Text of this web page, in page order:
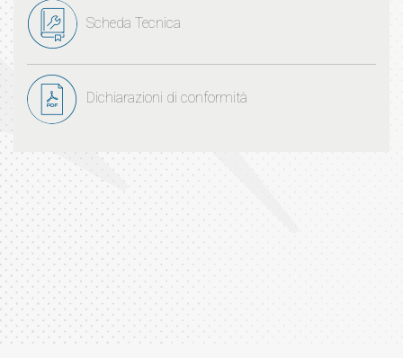
Scheda Tecnica
Dichiarazioni di conformità